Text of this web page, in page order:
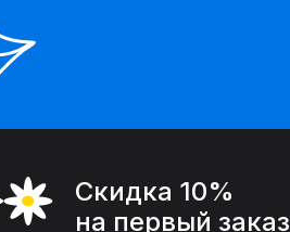
Скидка 10%
на первый заказ